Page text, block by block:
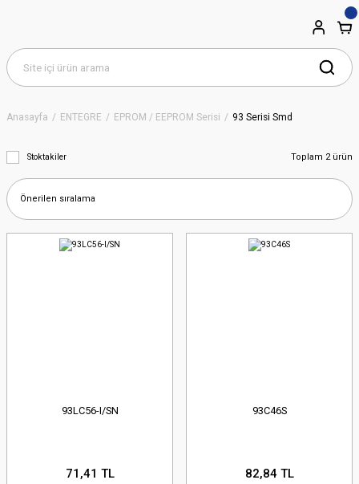
Anasayfa ENTEGRE EPROM / EEPROM Serisi 93 Serisi Smd
Stoktakiler Toplam 2 ürün
93LC56-I/SN
71,41 TL
93C46S
82,84 TL